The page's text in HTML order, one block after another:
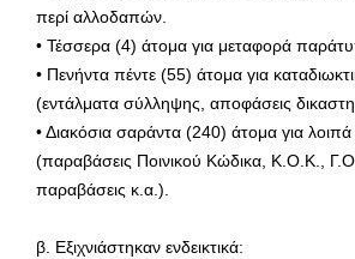
περί αλλοδαπών.
• Τέσσερα (4) άτομα για μεταφορά
• Πενήντα πέντε (55) άτομα για
(εντάλματα σύλληψης, αποφάσεις
• Διακόσια σαράντα (240) άτομα για
(παραβάσεις Ποινικού Κώδικα, Κ.Ο.Κ.,
παραβάσεις κ.α.).
β. Εξιχνιάστηκαν ενδεικτικά: